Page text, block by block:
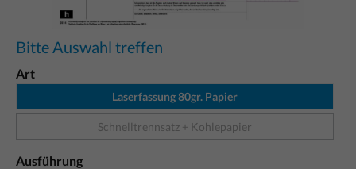
Bitte Auswahl treffen
Art
Laserfassung 80gr. Papier
Schnelltrennsatz + Kohlepapier
Ausführung